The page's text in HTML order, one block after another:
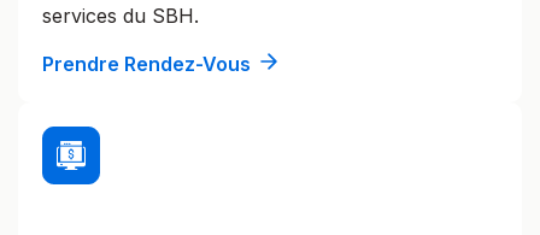
services du SBH.
Prendre Rendez-Vous